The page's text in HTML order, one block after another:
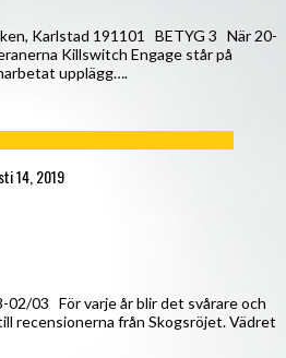
Karlstad 191101 BETYG 3 När 20-
Killswitch Engage står på
upplägg….
14, 2019
02/03 För varje år blir det svårare och
recensionerna från Skogsröjet. Vädret